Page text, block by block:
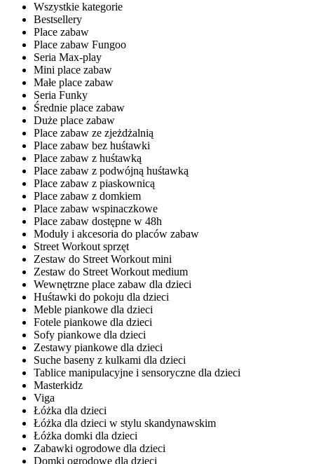
Wszystkie kategorie
Bestsellery
Place zabaw
Place zabaw Fungoo
Seria Max-play
Mini place zabaw
Małe place zabaw
Seria Funky
Średnie place zabaw
Duże place zabaw
Place zabaw ze zjeżdżalnią
Place zabaw bez huśtawki
Place zabaw z huśtawką
Place zabaw z podwójną huśtawką
Place zabaw z piaskownicą
Place zabaw z domkiem
Place zabaw wspinaczkowe
Place zabaw dostępne w 48h
Moduły i akcesoria do placów zabaw
Street Workout sprzęt
Zestaw do Street Workout mini
Zestaw do Street Workout medium
Wewnętrzne place zabaw dla dzieci
Huśtawki do pokoju dla dzieci
Meble piankowe dla dzieci
Fotele piankowe dla dzieci
Sofy piankowe dla dzieci
Zestawy piankowe dla dzieci
Suche baseny z kulkami dla dzieci
Tablice manipulacyjne i sensoryczne dla dzieci
Masterkidz
Viga
Łóżka dla dzieci
Łóżka dla dzieci w stylu skandynawskim
Łóżka domki dla dzieci
Zabawki ogrodowe dla dzieci
Domki ogrodowe dla dzieci